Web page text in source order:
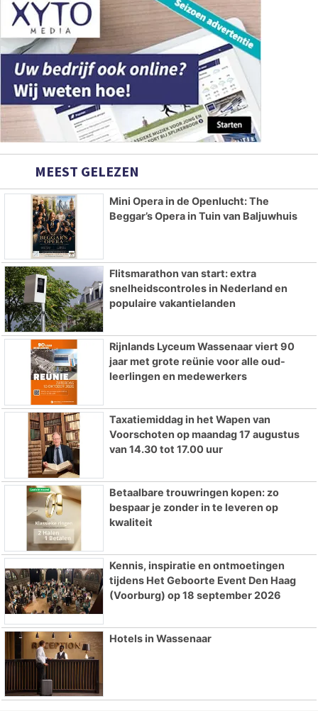
MEEST GELEZEN
Mini Opera in de Openlucht: The
Beggar’s Opera in Tuin van Baljuwhuis
Flitsmarathon van start: extra
snelheidscontroles in Nederland en
populaire vakantielanden
Rijnlands Lyceum Wassenaar viert 90
jaar met grote reünie voor alle oud-
leerlingen en medewerkers
Taxatiemiddag in het Wapen van
Voorschoten op maandag 17 augustus
van 14.30 tot 17.00 uur
Betaalbare trouwringen kopen: zo
bespaar je zonder in te leveren op
kwaliteit
Kennis, inspiratie en ontmoetingen
tijdens Het Geboorte Event Den Haag
(Voorburg) op 18 september 2026
Hotels in Wassenaar